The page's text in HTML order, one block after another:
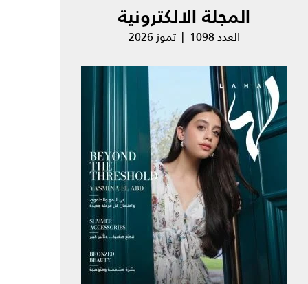
المجلة الالكترونية
العدد 1098 | تموز 2026